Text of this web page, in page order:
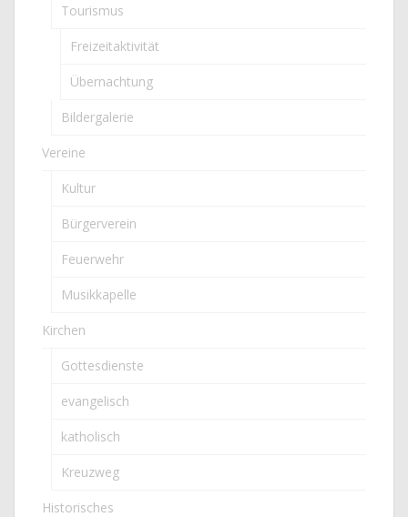
Tourismus
Freizeitaktivität
Übernachtung
Bildergalerie
Vereine
Kultur
Bürgerverein
Feuerwehr
Musikkapelle
Kirchen
Gottesdienste
evangelisch
katholisch
Kreuzweg
Historisches